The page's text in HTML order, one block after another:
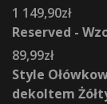
1 149,90zł
Reserved -
89,99zł
Style
dekoltem